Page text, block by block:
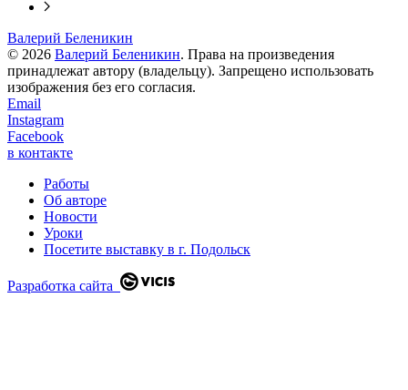
Валерий Беленикин
© 2026 Валерий Беленикин. Права на произведения
принадлежат автору (владельцу). Запрещено использовать
изображения без его согласия.
Email
Instagram
Facebook
в контакте
Работы
Об авторе
Новости
Уроки
Посетите выставку в г. Подольск
Разработка сайта